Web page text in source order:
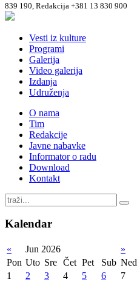
839 190, Redakcija +381 13 830 900
Vesti iz kulture
Programi
Galerija
Video galerija
Izdanja
Udruženja
O nama
Tim
Redakcije
Javne nabavke
Informator o radu
Download
Kontakt
Kalendar
« Jun 2026
»
Pon Uto Sre Čet Pet Sub Ned
1
2 3 4 5 6
7